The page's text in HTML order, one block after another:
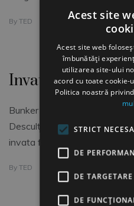
By TED
Invatand de la
Bunker Roy explica modul in
Descultilor (Barefoot) in
invata femeile si barbatii din
By TED
Acest site
Acest site web
îmbunătăți
utilizarea site-ului
acord cu toate
Politica noastră
STRICT
DE
DE TARGETARE
DE